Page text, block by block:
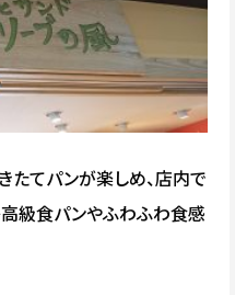
たてパンが楽しめ、店内で
級食パンやふわふわ食感